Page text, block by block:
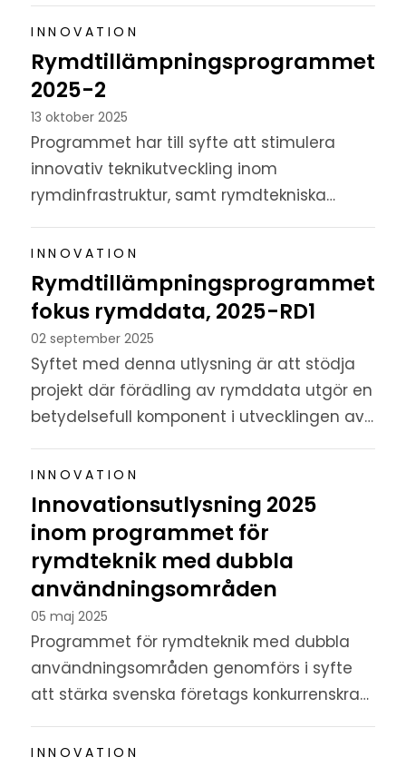
försvarspolitiska intressen.
INNOVATION
Rymdtillämpningsprogrammet
2025-2
13 oktober 2025
Programmet har till syfte att stimulera
innovativ teknikutveckling inom
rymdinfrastruktur, samt rymdtekniska
tillämpningar, exempelvis tjänster utifrån
exploatering av rymddata för
samhälleliga...
INNOVATION
Rymdtillämpningsprogrammet
fokus rymddata, 2025-RD1
02 september 2025
Syftet med denna utlysning är att stödja
projekt där förädling av rymddata utgör en
betydelsefull komponent i utvecklingen av
tjänster, produkter eller delsystem.
INNOVATION
Innovationsutlysning 2025
inom programmet för
rymdteknik med dubbla
användningsområden
05 maj 2025
Programmet för rymdteknik med dubbla
användningsområden genomförs i syfte
att stärka svenska företags konkurrenskraft
inklusive möjligheterna att delta i och dra
nytta av internationella...
INNOVATION